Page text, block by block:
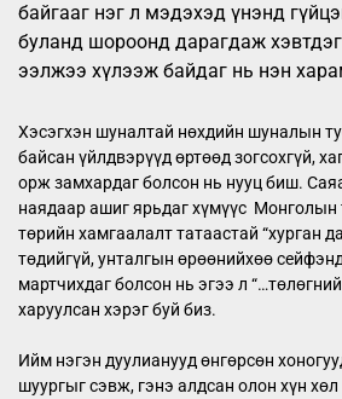
байгааг нэг л мэдэхэд үнэнд
буланд шороонд дарагдаж хэвтдэг
ээлжээ хүлээж байдаг нь нэн
Хэсэгхэн шуналтай нөхдийн шуналын
байсан үйлдвэрүүд өртөөд зогсохгүй,
орж замхардаг болсон нь нууц биш.
наядаар ашиг ярьдаг хүмүүс Монголын
төрийн хамгаалалт татаастай “хурган
төдийгүй, унталгын өрөөнийхөө
мартчихдаг болсон нь эгээ л
харуулсан хэрэг буй биз.
Ийм нэгэн дуулианууд өнгөрсөн
шуургыг сэвж, гэнэ алдсан олон хүн